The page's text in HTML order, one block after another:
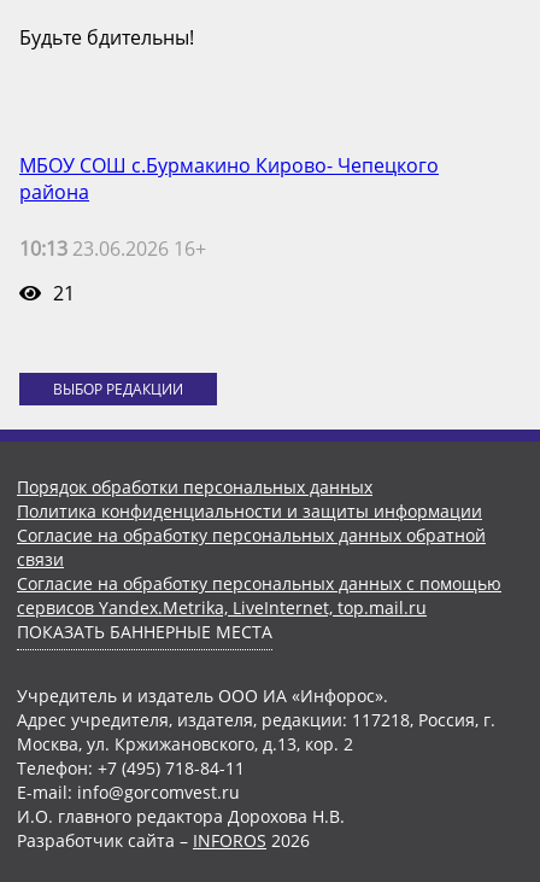
Будьте бдительны!
МБОУ СОШ с.Бурмакино Кирово- Чепецкого
района
10:13 23.06.2026 16+
21
ВЫБОР РЕДАКЦИИ
Порядок обработки персональных данных
Политика конфиденциальности и защиты информации
Согласие на обработку персональных данных обратной
связи
Согласие на обработку персональных данных с помощью
сервисов Yandex.Metrika, LiveInternet, top.mail.ru
ПОКАЗАТЬ БАННЕРНЫЕ МЕСТА
Учредитель и издатель ООО ИА «Инфорос».
Адрес учредителя, издателя, редакции: 117218, Россия, г.
Москва, ул. Кржижановского, д.13, кор. 2
Телефон: +7 (495) 718-84-11
E-mail: info@gorcomvest.ru
И.О. главного редактора Дорохова Н.В.
Разработчик сайта – INFOROS 2026